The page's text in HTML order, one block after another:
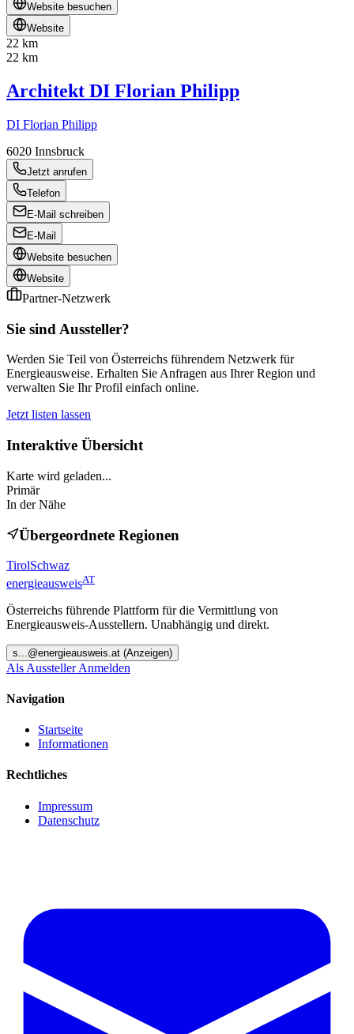
Website besuchen
Website
22 km
22 km
Architekt DI Florian Philipp
DI Florian Philipp
6020 Innsbruck
Jetzt anrufen
Telefon
E-Mail schreiben
E-Mail
Website besuchen
Website
Partner-Netzwerk
Sie sind Aussteller?
Werden Sie Teil von Österreichs führendem Netzwerk für
Energieausweise. Erhalten Sie Anfragen aus Ihrer Region und
verwalten Sie Ihr Profil einfach online.
Jetzt listen lassen
Interaktive Übersicht
Karte wird geladen...
Primär
In der Nähe
Übergeordnete Regionen
TirolSchwaz
energieausweisAT
Österreichs führende Plattform für die Vermittlung von
Energieausweis-Ausstellern. Unabhängig und direkt.
s ...@energieausweis.at (Anzeigen)
Als Aussteller Anmelden
Navigation
Startseite
Informationen
Rechtliches
Impressum
Datenschutz